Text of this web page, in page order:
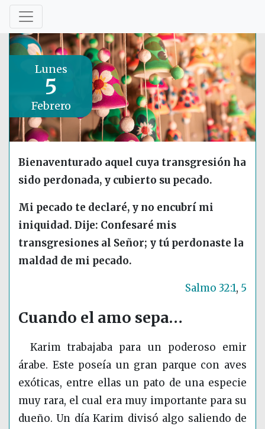
Lunes
5
Febrero
Bienaventurado aquel cuya transgresión ha
sido perdonada, y cubierto su pecado.
Mi pecado te declaré, y no encubrí mi
iniquidad. Dije: Confesaré mis
transgresiones al Señor; y tú perdonaste la
maldad de mi pecado.
Salmo 32:1, 5
Cuando el amo sepa…
Karim trabajaba para un poderoso emir
árabe. Este poseía un gran parque con aves
exóticas, entre ellas un pato de una especie
muy rara, el cual era muy importante para su
dueño. Un día Karim divisó algo saliendo de